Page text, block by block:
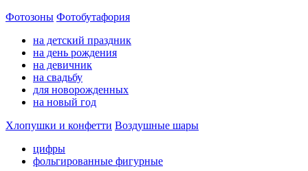
Фотозоны Фотобутафория
на детский праздник
на день рождения
на девичник
на свадьбу
для новорожденных
на новый год
Хлопушки и конфетти Воздушные шары
цифры
фольгированные фигурные